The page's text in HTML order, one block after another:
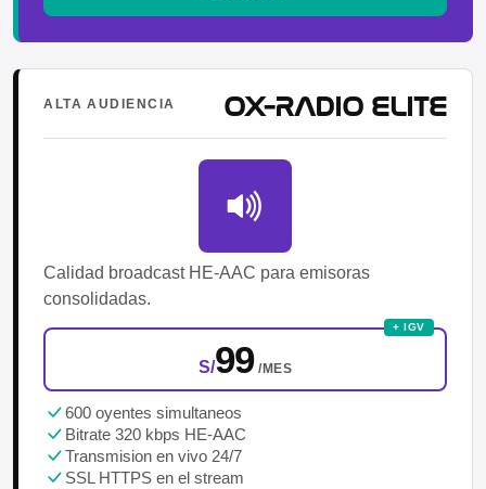
ALTA AUDIENCIA OX-RADIO ELITE
Calidad broadcast HE-AAC para emisoras
consolidadas.
+ IGV
S/99 /MES
600 oyentes simultaneos
Bitrate 320 kbps HE-AAC
Transmision en vivo 24/7
SSL HTTPS en el stream